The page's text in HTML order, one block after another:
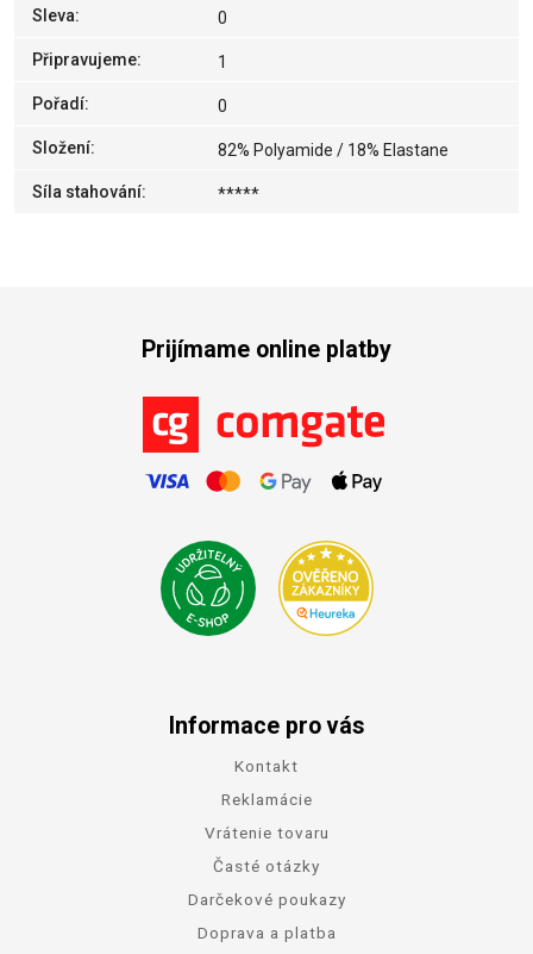
Sleva: 0
Připravujeme: 1
Pořadí: 0
Složení: 82% Polyamide / 18% Elastane
Síla stahování: *****
Prijímame online platby
Informace pro vás
Kontakt
Reklamácie
Vrátenie tovaru
Časté otázky
Darčekové poukazy
Doprava a platba